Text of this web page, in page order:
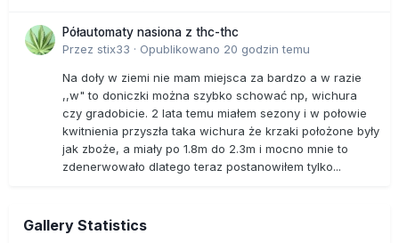
Półautomaty nasiona z thc-thc
Przez stix33 · Opublikowano 20 godzin temu
Na doły w ziemi nie mam miejsca za bardzo a w razie
,,w" to doniczki można szybko schować np, wichura
czy gradobicie. 2 lata temu miałem sezony i w połowie
kwitnienia przyszła taka wichura że krzaki położone były
jak zboże, a miały po 1.8m do 2.3m i mocno mnie to
zdenerwowało dlatego teraz postanowiłem tylko...
Gallery Statistics